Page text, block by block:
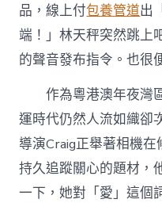
品，線上付包養管道出
端！」林天秤突然跳上
的聲音發布指令。也很
作為粵港澳年夜灣
運時代仍然人流如織卻
導演Craig正舉著相機
持久追蹤關心的題材，
一下，她對「愛」這個